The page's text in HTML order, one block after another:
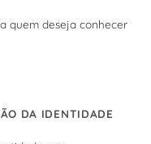
quem deseja conhecer
DA IDENTIDADE